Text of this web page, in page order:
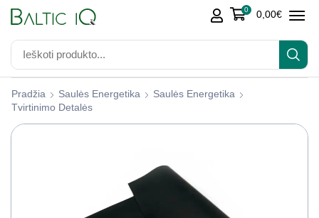
0 0,00€
Pradžia Saulės Energetika
Saulės Energetika
Tvirtinimo Detalės